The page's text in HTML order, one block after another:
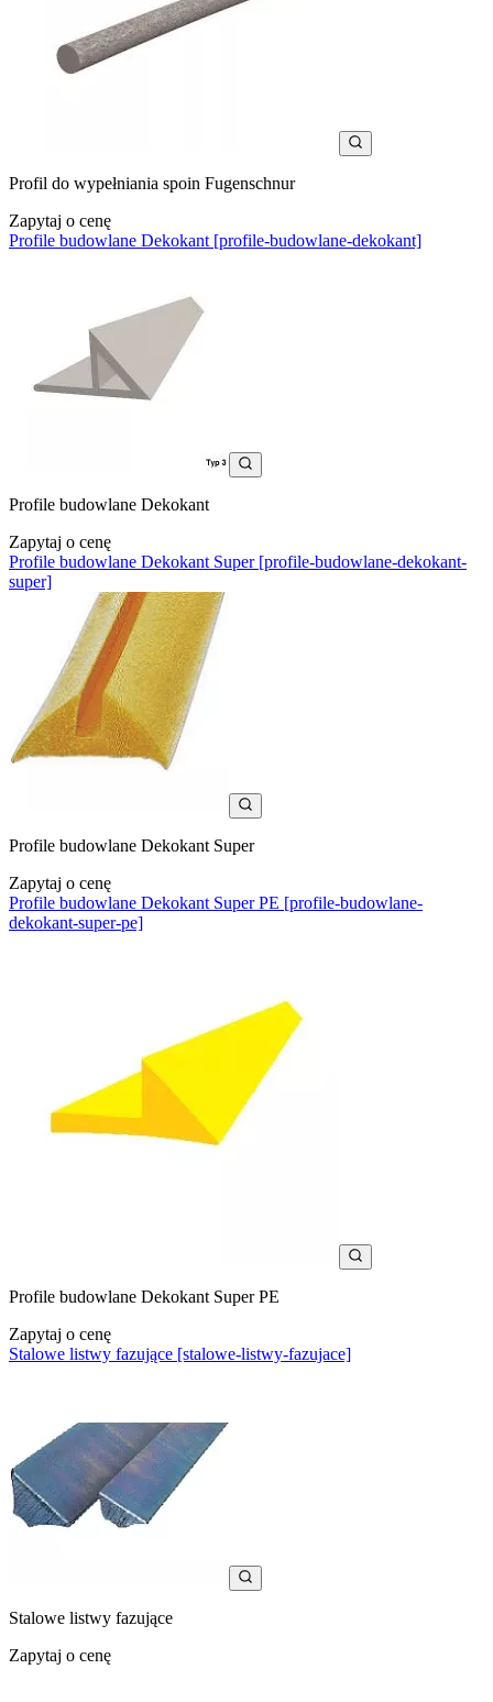
Profil do wypełniania spoin Fugenschnur
Zapytaj o cenę
Profile budowlane Dekokant [profile-budowlane-dekokant]
Profile budowlane Dekokant
Zapytaj o cenę
Profile budowlane Dekokant Super [profile-budowlane-dekokant-
super]
Profile budowlane Dekokant Super
Zapytaj o cenę
Profile budowlane Dekokant Super PE [profile-budowlane-
dekokant-super-pe]
Profile budowlane Dekokant Super PE
Zapytaj o cenę
Stalowe listwy fazujące [stalowe-listwy-fazujace]
Stalowe listwy fazujące
Zapytaj o cenę